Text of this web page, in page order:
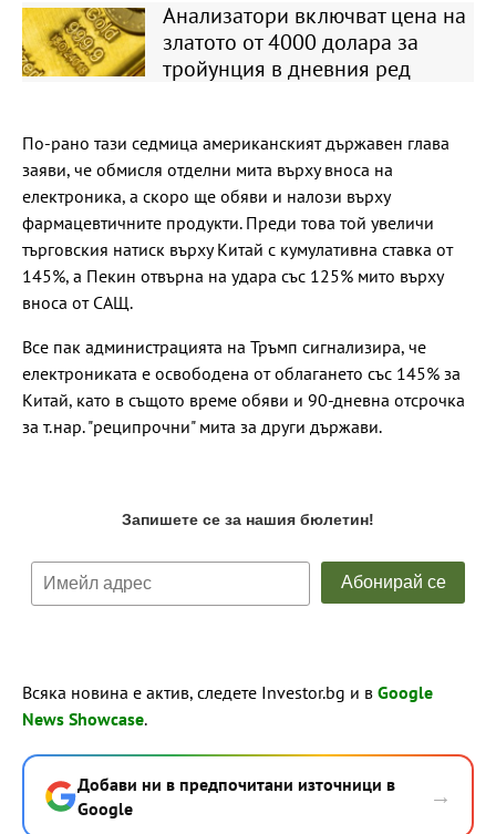
Анализатори включват цена на
златото от 4000 долара за
тройунция в дневния ред
По-рано тази седмица американският държавен глава
заяви, че обмисля отделни мита върху вноса на
електроника, а скоро ще обяви и налози върху
фармацевтичните продукти. Преди това той увеличи
търговския натиск върху Китай с кумулативна ставка от
145%, а Пекин отвърна на удара със 125% мито върху
вноса от САЩ.
Все пак администрацията на Тръмп сигнализира, че
електрониката е освободена от облагането със 145% за
Китай, като в същото време обяви и 90-дневна отсрочка
за т.нар. "реципрочни" мита за други държави.
Всяка новина е актив, следете Investor.bg и в Google
News Showcase.
Добави ни в предпочитани източници в
Google
→